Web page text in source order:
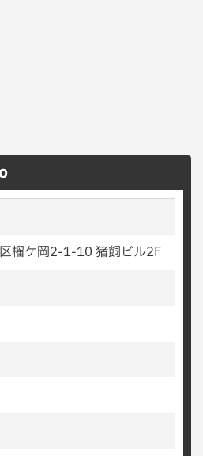
榴ケ岡2-1-10 猪飼ビル2F